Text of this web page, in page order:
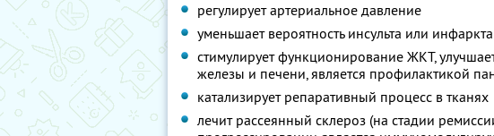
регулирует артериальное давление
уменьшает вероятность инсульта или инфаркта
стимулирует функционирование ЖКТ,
железы и печени, является профилактикой
катализирует репаративный процесс в тканях
лечит рассеянный склероз (на стадии